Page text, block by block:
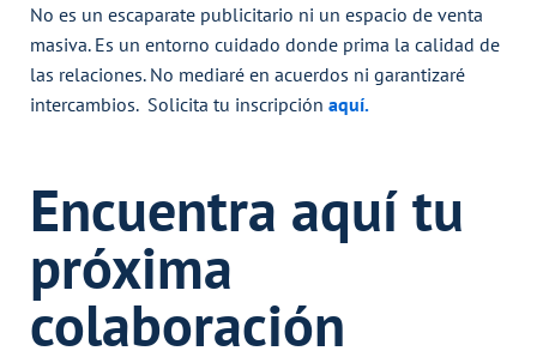
No es un escaparate publicitario ni un espacio de venta
masiva. Es un entorno cuidado donde prima la calidad de
las relaciones. No mediaré en acuerdos ni garantizaré
intercambios. Solicita tu inscripción aquí.
Encuentra aquí tu
próxima
colaboración